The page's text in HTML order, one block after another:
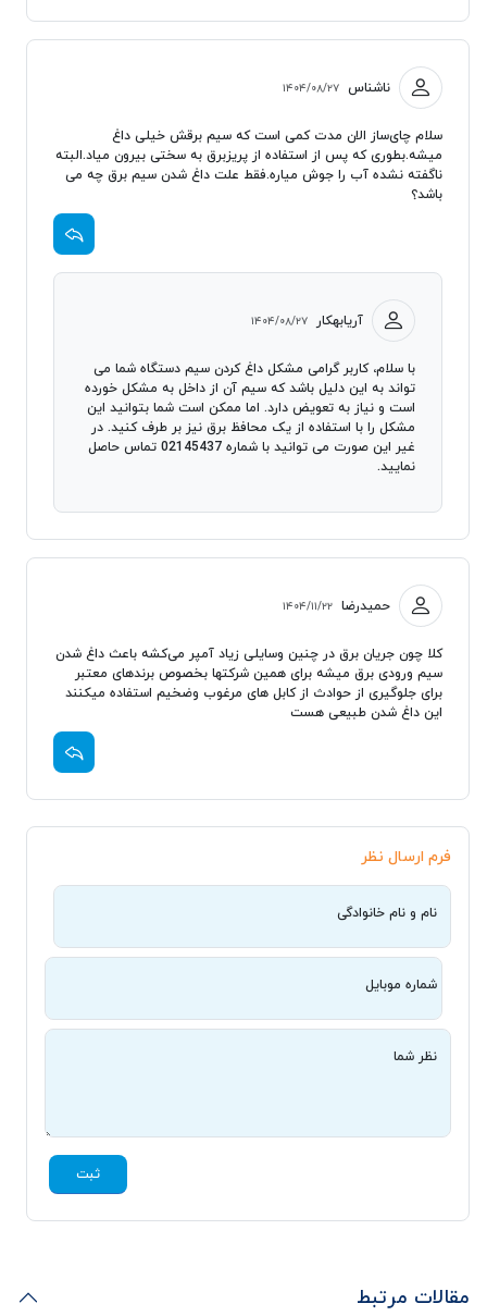
ناشناس ۱۴۰۴/۰۸/۲۷
سلام چای‌ساز الان مدت کمی است که سیم برقش خیلی داغ
میشه.بطوری که پس از استفاده از پریزبرق به سختی بیرون میاد.البته
ناگفته نشده آب را جوش میاره.فقط علت داغ شدن سیم برق چه می
باشد؟
آریابهکار ۱۴۰۴/۰۸/۲۷
با سلام، کاربر گرامی مشکل داغ کردن سیم دستگاه شما می
تواند به این دلیل باشد که سیم آن از داخل به مشکل خورده
است و نیاز به تعویض دارد. اما ممکن است شما بتوانید این
مشکل را با استفاده از یک محافظ برق نیز بر طرف کنید. در
غیر این صورت می توانید با شماره 02145437 تماس حاصل
نمایید.
حمیدرضا ۱۴۰۴/۱۱/۲۲
کلا چون جریان برق در چنین وسایلی زیاد آمپر می‌کشه باعث داغ شدن
سیم ورودی برق میشه برای همین شرکتها بخصوص برندهای معتبر
برای جلوگیری از حوادث از کابل های مرغوب وضخیم استفاده میکنند
این داغ شدن طبیعی هست
فرم ارسال نظر
نام و نام خانوادگی
شماره موبایل
نظر شما
ثبت
مقالات مرتبط